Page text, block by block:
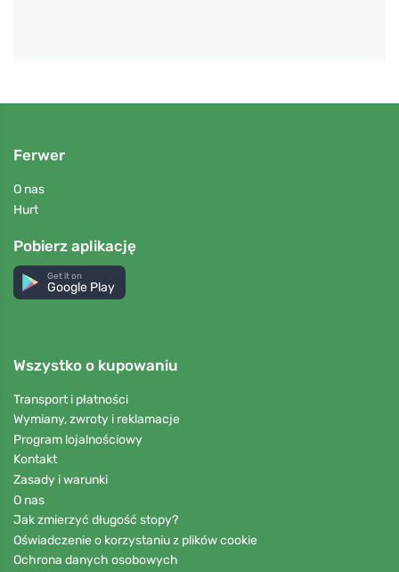
Ferwer
O nas
Hurt
Pobierz aplikację
Get it on
Google Play
Wszystko o kupowaniu
Transport i płatności
Wymiany, zwroty i reklamacje
Program lojalnościowy
Kontakt
Zasady i warunki
O nas
Jak zmierzyć długość stopy?
Oświadczenie o korzystaniu z plików cookie
Ochrona danych osobowych